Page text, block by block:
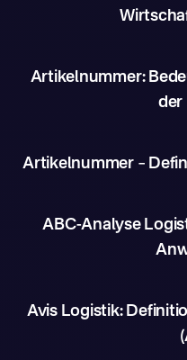
Artikelnummer:
der
Artikelnummer –
ABC-Analyse
Avis Logistik: